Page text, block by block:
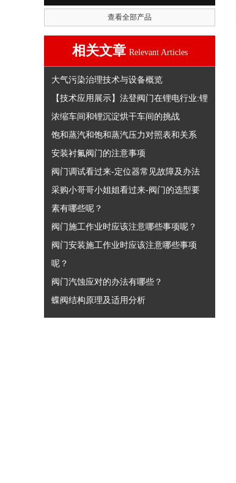
查看全部产品
相关文章 Relevant Articles
大气污染治理技术与设备概览
【技术应用展示】法登阀门在锂电行业:锂
浓缩车间和锂沉淀烘干车间的挑战
饱和蒸汽和饱和蒸汽压力对照表和关系
安装衬氟阀门的注意事项
阀门调试看过来-定位器常见故障及办法
采购小哥哥小姐姐看过来-阀门的选型要
素有哪些呢？
阀门施工作业时应该注意哪些事项呢？
阀门安装施工作业时应该注意哪些事项
呢？
阀门汽蚀应对的办法有哪些？
蝶阀结构原理及适用分析